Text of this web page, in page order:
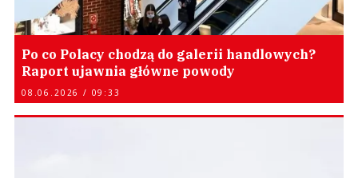
Po co Polacy chodzą do galerii handlowych?
Raport ujawnia główne powody
08.06.2026 / 09:33